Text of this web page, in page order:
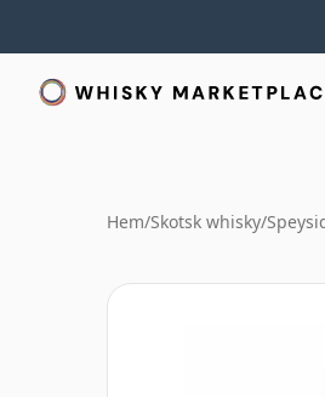
Hem/Skotsk whisky/